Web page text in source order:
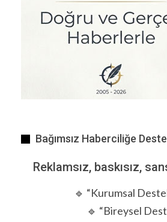
Emniyet Müdür Yardımcısı Bülent
Bağımsız Haberciliğe
Reklamsız, baskısız,
🔹 “Kurumsal
🔹 “Bireysel